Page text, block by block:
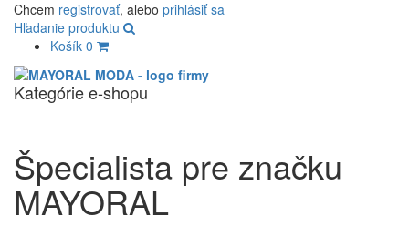
Chcem registrovať, alebo prihlásiť sa
Hľadanie produktu
Košík 0
Kategórie e-shopu
Špecialista pre značku
MAYORAL